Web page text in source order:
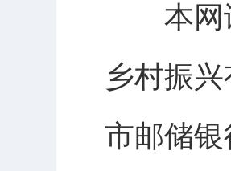
本网讯
乡村振
市邮储